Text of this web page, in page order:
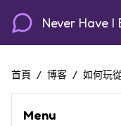
Never Have I
首頁 / 博客 / 如何玩
Menu